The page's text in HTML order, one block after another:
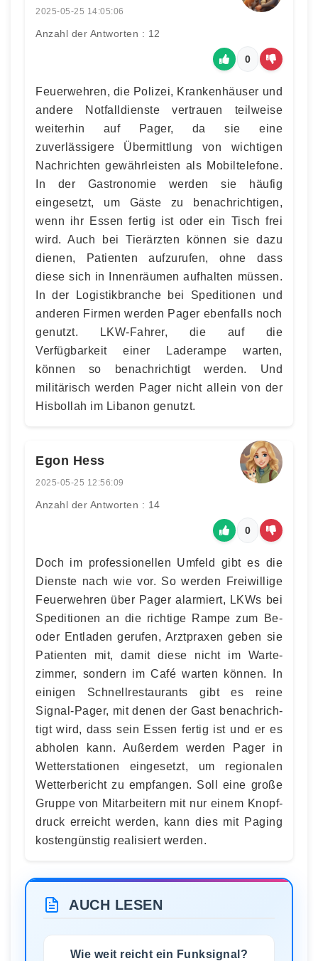
2025-05-25 14:05:06
Anzahl der Antworten : 12
0
Feuerwehren, die Polizei, Krankenhäuser und
andere Notfalldienste vertrauen teilweise
weiterhin auf Pager, da sie eine
zuverlässigere Übermittlung von wichtigen
Nachrichten gewährleisten als Mobiltelefone.
In der Gastronomie werden sie häufig
eingesetzt, um Gäste zu benachrichtigen,
wenn ihr Essen fertig ist oder ein Tisch frei
wird. Auch bei Tierärzten können sie dazu
dienen, Patienten aufzurufen, ohne dass
diese sich in Innenräumen aufhalten müssen.
In der Logistikbranche bei Speditionen und
anderen Firmen werden Pager ebenfalls noch
genutzt. LKW-Fahrer, die auf die
Verfügbarkeit einer Laderampe warten,
können so benachrichtigt werden. Und
militärisch werden Pager nicht allein von der
Hisbollah im Libanon genutzt.
Egon Hess
2025-05-25 12:56:09
Anzahl der Antworten : 14
0
Doch im profes­sio­nellen Umfeld gibt es die
Dienste nach wie vor. So werden Frei­wil­lige
Feuer­wehren über Pager alar­miert, LKWs bei
Spedi­tionen an die rich­tige Rampe zum Be-
oder Entladen gerufen, Arzt­praxen geben sie
Pati­enten mit, damit diese nicht im Warte­
zimmer, sondern im Café warten können. In
einigen Schnell­restau­rants gibt es reine
Signal-Pager, mit denen der Gast benach­rich­
tigt wird, dass sein Essen fertig ist und er es
abholen kann. Außerdem werden Pager in
Wetter­sta­tionen eingesetzt, um regio­nalen
Wetter­bericht zu empfangen. Soll eine große
Gruppe von Mitar­bei­tern mit nur einem Knopf­
druck erreicht werden, kann dies mit Paging
kostengünstig realisiert werden.
AUCH LESEN
Wie weit reicht ein Funksignal?